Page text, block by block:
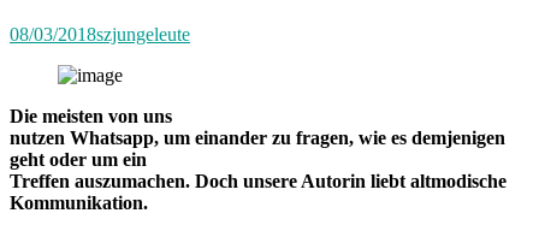
08/03/2018szjungeleute
Die meisten von uns
nutzen Whatsapp, um einander zu fragen, wie es demjenigen
geht oder um ein
Treffen auszumachen. Doch unsere Autorin liebt altmodische
Kommunikation.